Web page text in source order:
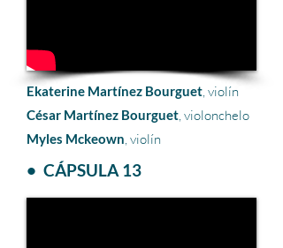
Ekaterine Martínez Bourguet, violín
César Martínez Bourguet, violonchelo
Myles Mckeown, violín
• CÁPSULA 13